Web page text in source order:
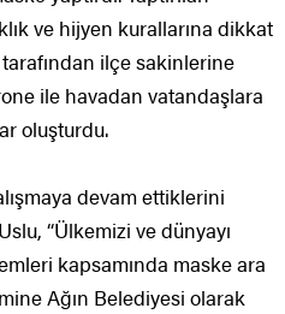
ve hijyen kurallarına dikkat
ilçe sakinlerine
ile havadan vatandaşlara
oluşturdu.
devam ettiklerini
“Ülkemizi ve dünyayı
kapsamında maske ara
Ağın Belediyesi olarak